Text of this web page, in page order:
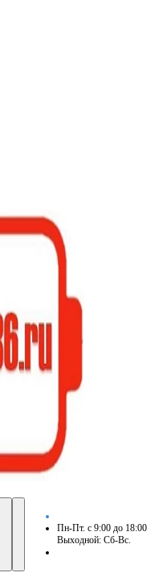
Пн-Пт. с 9:00 до 18:00
Выходной: Сб-Вс.